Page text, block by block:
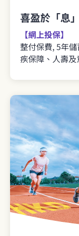
喜盈於「息
【網上投保】
整付保費, 5年
疾保障、人壽及